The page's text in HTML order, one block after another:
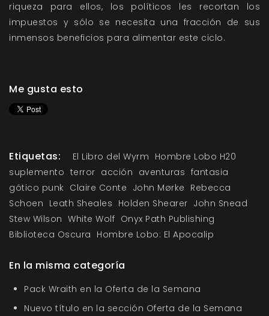
riqueza para ellos, los políticos les recortan los
impuestos y sólo se necesita una fracción de sus
inmensos beneficios para alimentar este ciclo.
Me gusta esto
Etiquetas: El Libro del Wyrm Hombre Lobo H20
suplemento terror acción aventuras fantasia
gótico punk Claire Conte John Mørke Rebecca
Schoen Leath Sheales Holden Shearer John Snead
Stew Wilson White Wolf Onyx Path Publishing
Biblioteca Oscura Hombre Lobo: El Apocalip
En la misma categoría
Pack Wraith en la Oferta de la Semana
Nuevo título en la sección Oferta de la Semana